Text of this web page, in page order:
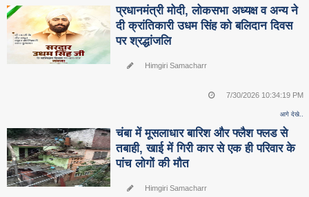
प्रधानमंत्री मोदी, लोकसभा अध्यक्ष व अन्य ने
दी क्रांतिकारी उधम सिंह को बलिदान दिवस
पर श्रद्धांजलि
Himgiri Samacharr
7/30/2026 10:34:19 PM
आगे देखे..
चंबा में मूसलाधार बारिश और फ्लैश फ्लड से
तबाही, खाई में गिरी कार से एक ही परिवार के
पांच लोगों की मौत
Himgiri Samacharr